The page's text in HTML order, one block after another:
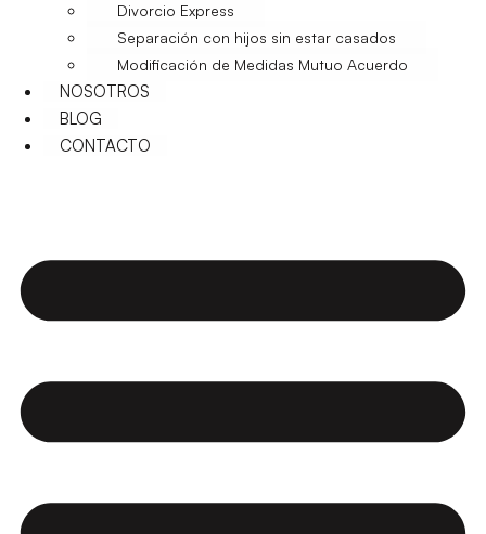
Divorcio Express
Separación con hijos sin estar casados
Modificación de Medidas Mutuo Acuerdo
NOSOTROS
BLOG
CONTACTO